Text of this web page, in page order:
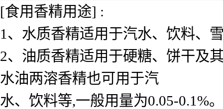
[食用香精用途] :
1、水质香精适用于汽水、饮料、
2、油质香精适用于硬糖、饼干及
水油两溶香精也可用于汽
水、饮料等,一般用量为0.05-0.1%。